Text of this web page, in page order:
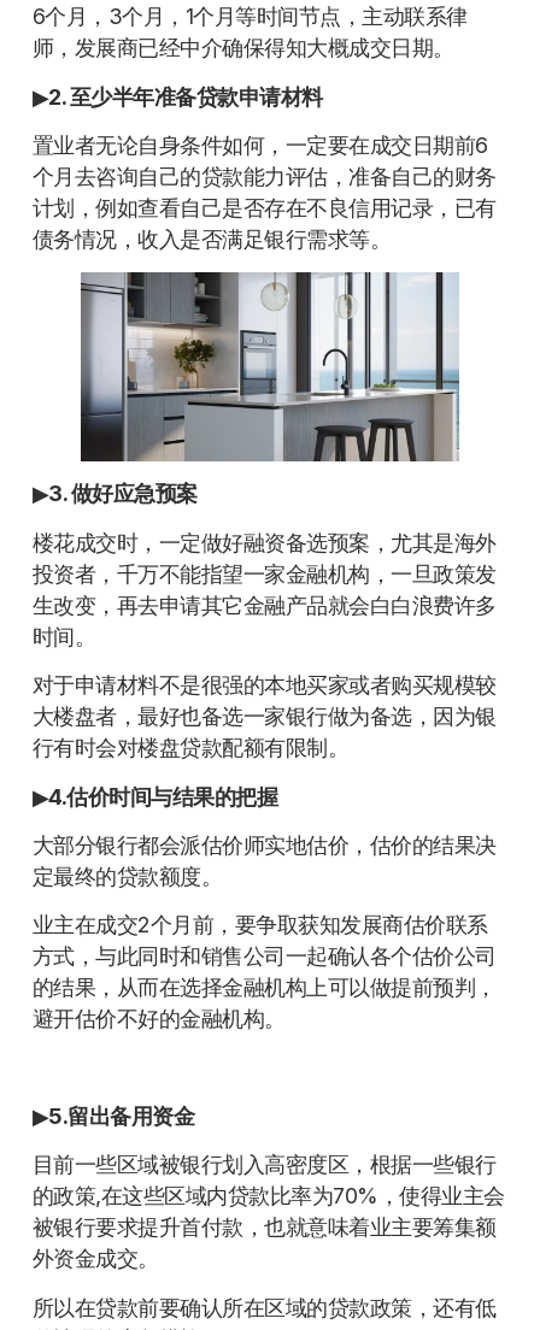
6个月，3个月，1个月等时间节点，主动联系律
师，发展商已经中介确保得知大概成交日期。
▶2. 至少半年准备贷款申请材料
置业者无论自身条件如何，一定要在成交日期前6
个月去咨询自己的贷款能力评估，准备自己的财务
计划，例如查看自己是否存在不良信用记录，已有
债务情况，收入是否满足银行需求等。
▶3. 做好应急预案
楼花成交时，一定做好融资备选预案，尤其是海外
投资者，千万不能指望一家金融机构，一旦政策发
生改变，再去申请其它金融产品就会白白浪费许多
时间。
对于申请材料不是很强的本地买家或者购买规模较
大楼盘者，最好也备选一家银行做为备选，因为银
行有时会对楼盘贷款配额有限制。
▶4.估价时间与结果的把握
大部分银行都会派估价师实地估价，估价的结果决
定最终的贷款额度。
业主在成交2个月前，要争取获知发展商估价联系
方式，与此同时和销售公司一起确认各个估价公司
的结果，从而在选择金融机构上可以做提前预判，
避开估价不好的金融机构。
▶5.留出备用资金
目前一些区域被银行划入高密度区，根据一些银行
的政策,在这些区域内贷款比率为70%，使得业主会
被银行要求提升首付款，也就意味着业主要筹集额
外资金成交。
所以在贷款前要确认所在区域的贷款政策，还有低